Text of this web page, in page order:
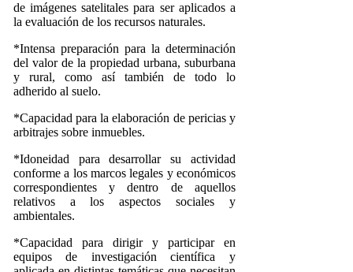
de imágenes satelitales para ser aplicados a
la evaluación de los recursos naturales.
*Intensa preparación para la determinación
del valor de la propiedad urbana, suburbana
y rural, como así también de todo lo
adherido al suelo.
*Capacidad para la elaboración de pericias y
arbitrajes sobre inmuebles.
*Idoneidad para desarrollar su actividad
conforme a los marcos legales y económicos
correspondientes y dentro de aquellos
relativos a los aspectos sociales y
ambientales.
*Capacidad para dirigir y participar en
equipos de investigación científica y